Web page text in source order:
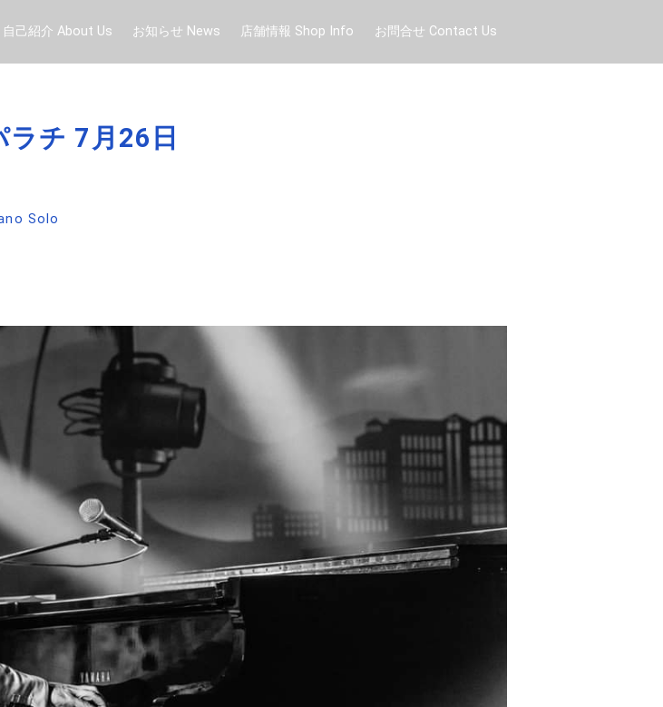
自己紹介 About Us お知らせ News 店舗情報 Shop Info お問合せ Contact Us
チ 7月26日
Solo